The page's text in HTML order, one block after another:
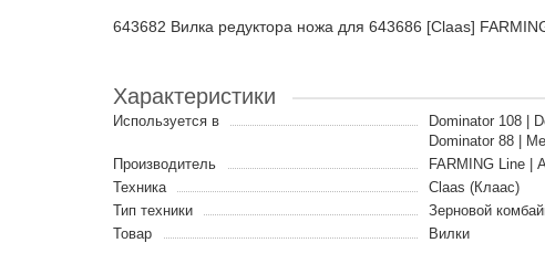
643682 Вилка редуктора ножа для 643686 [Claas]
Характеристики
Используется в
Dominator 108 |
Dominator 88 |
Производитель
FARMING Line |
Техника
Claas (Клаас)
Тип техники
Зерновой
Товар
Вилки